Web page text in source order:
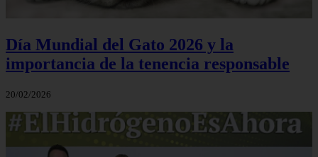
Día Mundial del Gato 2026 y la
importancia de la tenencia responsable
20/02/2026